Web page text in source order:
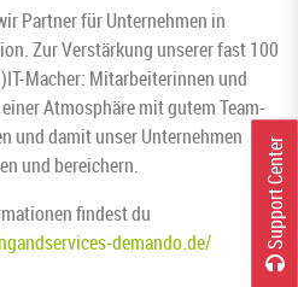
S
u
p
p
o
r
t
C
e
n
t
e
r
Partner für Unternehmen in
Zur Verstärkung unserer fast 100
Macher: Mitarbeiterinnen und
Atmosphäre mit gutem Team-
und damit unser Unternehmen
und bereichern.
findest du
demando.de/